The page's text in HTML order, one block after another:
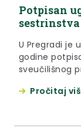
Potpisan
U Pregradi je
godine
sveučilišnog
Pročitaj